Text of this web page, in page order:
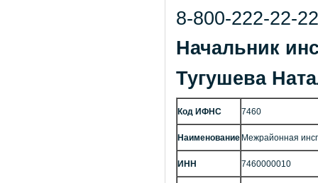
8-800-222-22-22
Начальник
Тугушева
Код ИФНС 7460
Наименование Межрайонная
ИНН 7460000010